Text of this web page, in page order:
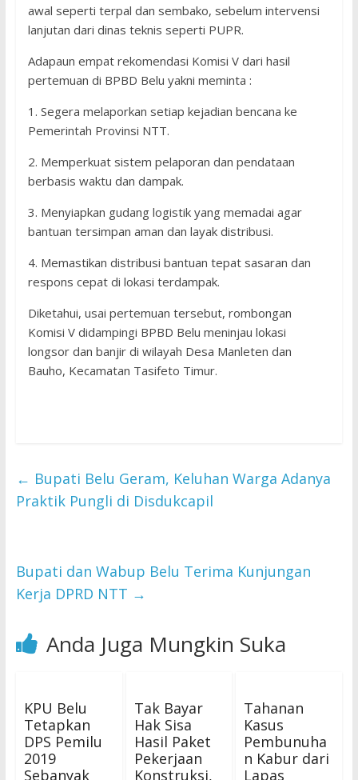
awal seperti terpal dan sembako, sebelum intervensi
lanjutan dari dinas teknis seperti PUPR.
Adapaun empat rekomendasi Komisi V dari hasil
pertemuan di BPBD Belu yakni meminta :
1. Segera melaporkan setiap kejadian bencana ke
Pemerintah Provinsi NTT.
2. Memperkuat sistem pelaporan dan pendataan
berbasis waktu dan dampak.
3. Menyiapkan gudang logistik yang memadai agar
bantuan tersimpan aman dan layak distribusi.
4. Memastikan distribusi bantuan tepat sasaran dan
respons cepat di lokasi terdampak.
Diketahui, usai pertemuan tersebut, rombongan
Komisi V didampingi BPBD Belu meninjau lokasi
longsor dan banjir di wilayah Desa Manleten dan
Bauho, Kecamatan Tasifeto Timur.
← Bupati Belu Geram, Keluhan Warga Adanya
Praktik Pungli di Disdukcapil
Bupati dan Wabup Belu Terima Kunjungan
Kerja DPRD NTT →
Anda Juga Mungkin Suka
KPU Belu
Tetapkan
DPS Pemilu
2019
Sebanyak
Tak Bayar
Hak Sisa
Hasil Paket
Pekerjaan
Konstruksi,
Tahanan
Kasus
Pembunuha
n Kabur dari
Lapas